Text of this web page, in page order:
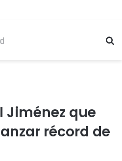
Jiménez que
récord de